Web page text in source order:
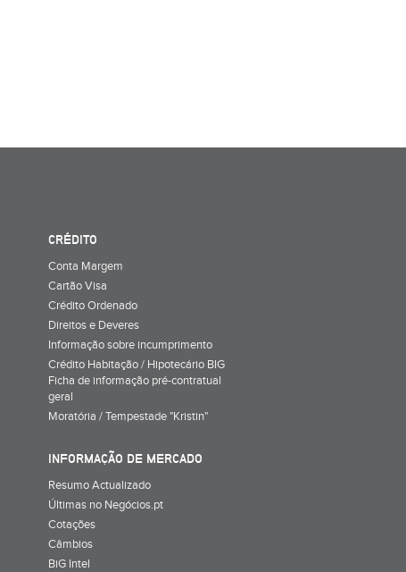
CRÉDITO
Conta Margem
Cartão Visa
Crédito Ordenado
Direitos e Deveres
Informação sobre incumprimento
Crédito Habitação / Hipotecário BIG
Ficha de informação pré-contratual
geral
Moratória / Tempestade "Kristin"
INFORMAÇÃO DE MERCADO
Resumo Actualizado
Últimas no Negócios.pt
Cotações
Câmbios
BiG Intel